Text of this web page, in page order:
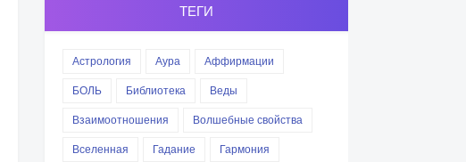
ТЕГИ
Астрология Аура
Аффирмации
БОЛЬ
Библиотека
Веды
Взаимоотношения
Волшебные свойства
Вселенная
Гадание
Гармония